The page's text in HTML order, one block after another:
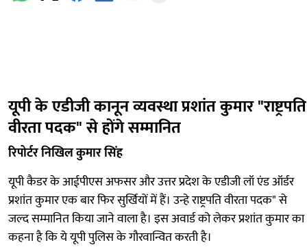
यूपी के एडीजी कानून व्यवस्था प्रशांत कुमार "राष्ट्रपति
वीरता पदक" से होंगे सम्मानित
रिपोर्टर निखिल कुमार सिंह
यूपी कैडर के आईपीएस अफसर और उत्तर प्रदेश के एडीजी लॉ एंड ऑर्डर
प्रशांत कुमार एक बार फिर सुर्खियों में हैं। उन्हे राष्ट्रपति वीरता पदक" से
जल्द सम्मानित किया जाने वाला है। इस अवार्ड को लेकर प्रशांत कुमार का
कहना है कि ये यूपी पुलिस के गौरवान्वित करती है।